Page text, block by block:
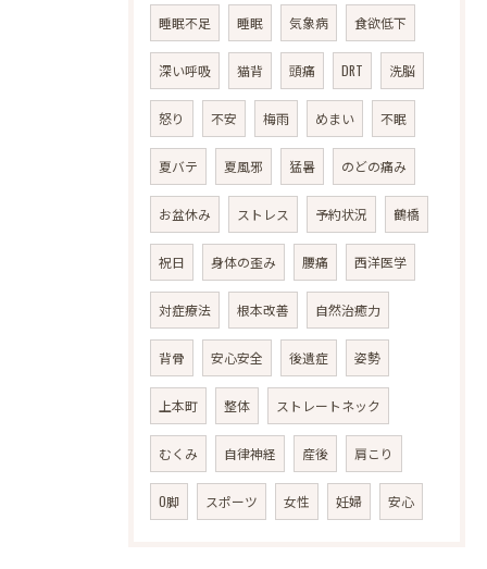
睡眠不足 睡眠 気象病 食欲低下
深い呼吸 猫背 頭痛 DRT 洗脳
怒り 不安 梅雨 めまい 不眠
夏バテ 夏風邪 猛暑 のどの痛み
お盆休み ストレス 予約状況 鶴橋
祝日 身体の歪み 腰痛 西洋医学
対症療法 根本改善 自然治癒力
背骨 安心安全 後遺症 姿勢
上本町 整体 ストレートネック
むくみ 自律神経 産後 肩こり
O脚 スポーツ 女性 妊婦 安心